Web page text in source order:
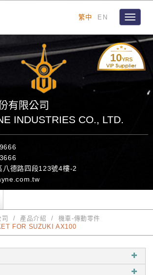
繁中 EN
Toggle
10YRS
有限公司
INDUSTRIES CO., LTD.
八德路四段123號4樓-2
產品介紹
機車-傳動零件
FOR SUZUKI AX100